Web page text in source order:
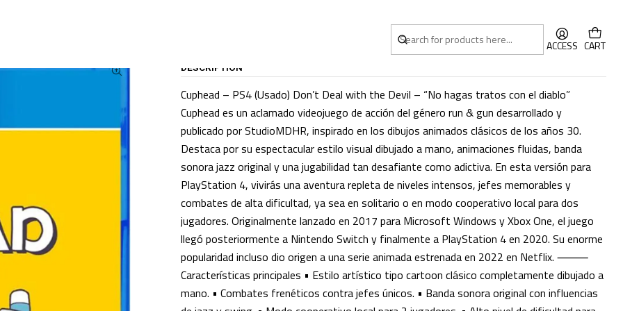
ACCESS CART
DESCRIPTION
Cuphead – PS4 (Usado) Don’t Deal with the Devil – “No hagas tratos con el diablo”
Cuphead es un aclamado videojuego de acción del género run & gun desarrollado y
publicado por StudioMDHR, inspirado en los dibujos animados clásicos de los años 30.
Destaca por su espectacular estilo visual dibujado a mano, animaciones fluidas, banda
sonora jazz original y una jugabilidad tan desafiante como adictiva. En esta versión para
PlayStation 4, vivirás una aventura repleta de niveles intensos, jefes memorables y
combates de alta dificultad, ya sea en solitario o en modo cooperativo local para dos
jugadores. Originalmente lanzado en 2017 para Microsoft Windows y Xbox One, el juego
llegó posteriormente a Nintendo Switch y finalmente a PlayStation 4 en 2020. Su enorme
popularidad incluso dio origen a una serie animada estrenada en 2022 en Netflix. ⸻
Características principales • Estilo artístico tipo cartoon clásico completamente dibujado a
mano. • Combates frenéticos contra jefes únicos. • Banda sonora original con influencias